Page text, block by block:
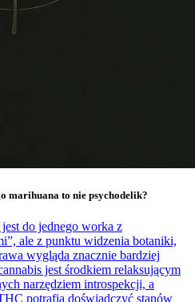
marihuana to nie psychodelik?
do jednego worka z
ale z punktu widzenia botaniki,
wygląda znacznie bardziej
jest środkiem relaksującym
narzędziem introspekcji, a
potrafią doświadczyć stanów